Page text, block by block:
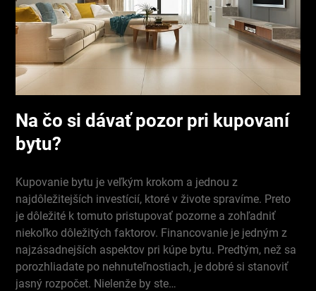
Na čo si dávať pozor pri kupovaní
bytu?
Kupovanie bytu je veľkým krokom a jednou z
najdôležitejších investícií, ktoré v živote spravíme. Preto
je dôležité k tomuto pristupovať pozorne a zohľadniť
niekoľko dôležitých faktorov. Financovanie je jedným z
najzásadnejších aspektov pri kúpe bytu. Predtým, než sa
porozhliadate po nehnuteľnostiach, je dobré si stanoviť
jasný rozpočet. Nielenže by ste…